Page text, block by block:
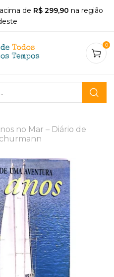
de R$ 299,90 na região
0
no Mar – Diário de